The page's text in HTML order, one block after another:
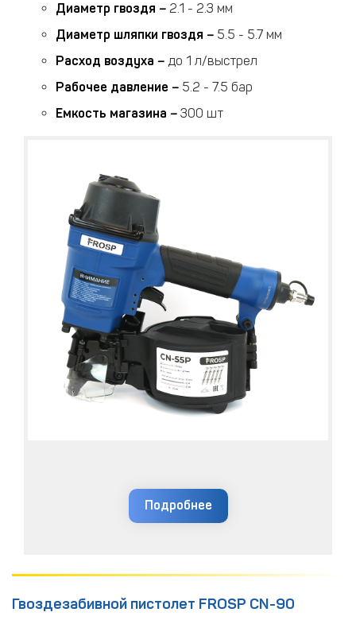
Диаметр гвоздя – 2.1 - 2.3 мм
Диаметр шляпки гвоздя – 5.5 - 5.7 мм
Расход воздуха – до 1 л/выстрел
Рабочее давление – 5.2 - 7.5 бар
Емкость магазина – 300 шт
Подробнее
Гвоздезабивной пистолет FROSP CN-90